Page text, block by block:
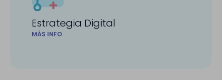
Estrategia Digital
MÁS INFO